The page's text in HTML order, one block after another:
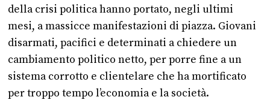
della crisi politica hanno portato, negli ultimi
mesi, a massicce manifestazioni di piazza. Giovani
disarmati, pacifici e determinati a chiedere un
cambiamento politico netto, per porre fine a un
sistema corrotto e clientelare che ha mortificato
per troppo tempo l’economia e la società.